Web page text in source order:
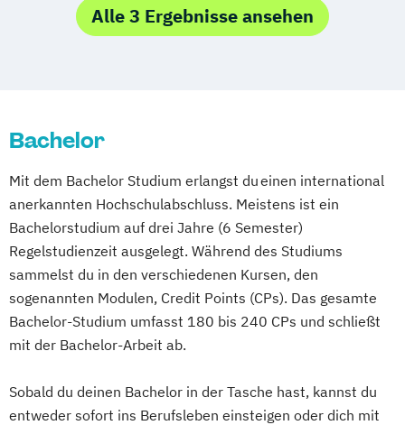
(DE/EN)
Softwareentwicklung (DE/EN)
Alle 3 Ergebnisse ansehen
Bachelor
Mit dem Bachelor Studium erlangst du einen international
anerkannten Hochschulabschluss. Meistens ist ein
Bachelorstudium auf drei Jahre (6 Semester)
Regelstudienzeit ausgelegt. Während des Studiums
sammelst du in den verschiedenen Kursen, den
sogenannten Modulen, Credit Points (CPs). Das gesamte
Bachelor-Studium umfasst 180 bis 240 CPs und schließt
mit der Bachelor-Arbeit ab.
Sobald du deinen Bachelor in der Tasche hast, kannst du
entweder sofort ins Berufsleben einsteigen oder dich mit